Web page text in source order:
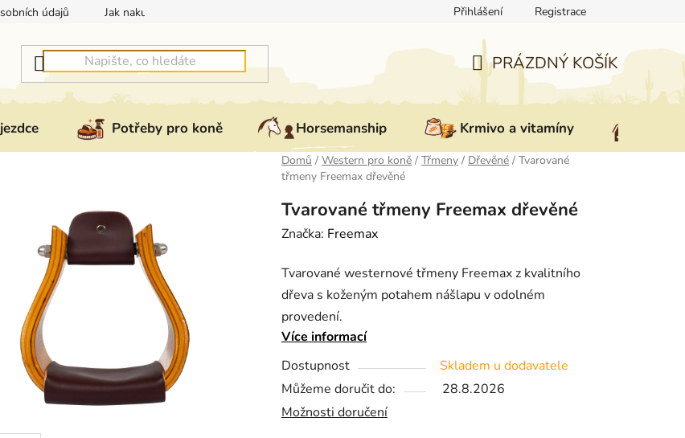
údajů Jak nakupovat Reklamace Doprava a platba
Přihlášení Registrace
NÁKUPNÍ
KOŠÍK
PRÁZDNÝ KOŠÍK
Potřeby pro koně Horsemanship Krmivo a vitamíny
Domů / Western pro koně / Třmeny / Dřevěné / Tvarované
třmeny Freemax dřevěné
Tvarované třmeny Freemax dřevěné
Značka: Freemax
Tvarované westernové třmeny Freemax z kvalitního
dřeva s koženým potahem nášlapu v odolném
provedení.
Více informací
Dostupnost
Skladem u dodavatele
Můžeme doručit do:
28.8.2026
Možnosti doručení